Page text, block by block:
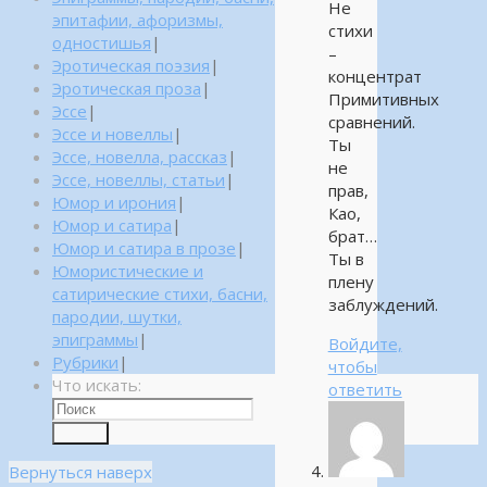
Не
стихи
–
концентрат
Примитивных
сравнений.
Ты
не
прав,
Као,
брат…
Ты в
плену
заблуждений.
Войдите,
чтобы
ответить
эпитафии, афоризмы,
одностишья |
Эротическая поэзия |
Эротическая проза |
Эссе |
Эссе и новеллы |
Эссе, новелла, рассказ |
Эссе, новеллы, статьи |
Юмор и ирония |
Юмор и сатира |
Юмор и сатира в прозе |
Юмористические и
сатирические стихи, басни,
пародии, шутки,
эпиграммы |
Рубрики |
Что искать:
Вернуться наверх